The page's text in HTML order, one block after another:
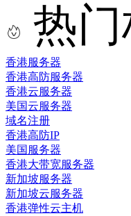
热
香港服务器
香港高防服务器
香港云服务器
美国云服务器
域名注册
香港高防IP
美国服务器
香港大带宽服务器
新加坡服务器
新加坡云服务器
香港弹性云主机